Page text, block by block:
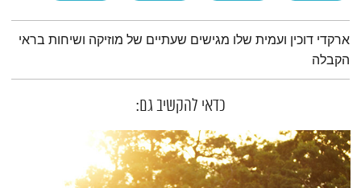
תמצית הפודקאסט
ארקדי דוכין ועמית שלו מגישים שעתיים של מוזיקה ושיחות בראי
הקבלה
כדאי להקשיב גם: